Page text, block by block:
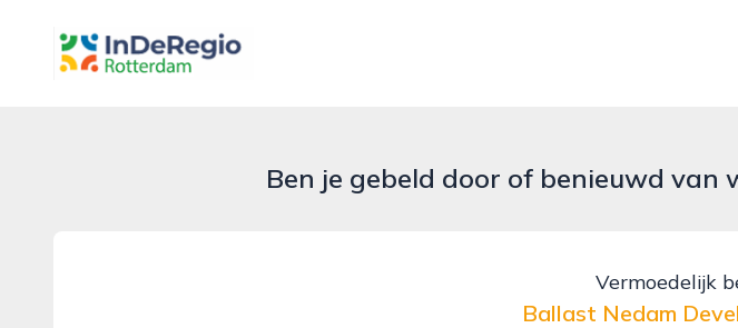
inderegiorotterdam.nl
Ben je gebeld door of benieuwd van
Vermoedelijk
Ballast Nedam